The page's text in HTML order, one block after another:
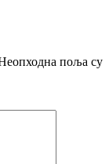
поља су